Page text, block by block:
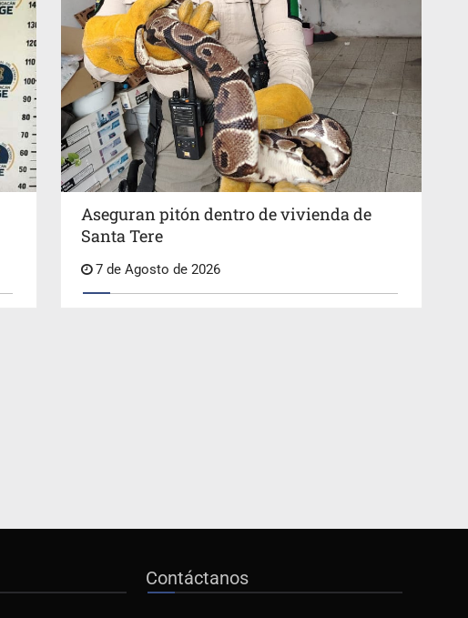
Aseguran pitón dentro de vivienda de
Santa Tere
7 de Agosto de 2026
Contáctanos